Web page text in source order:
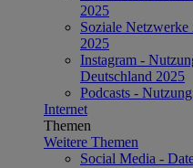
2025
Soziale Netzwerke
2025
Instagram -
Deutschland 2025
Podcasts -
Internet
Themen
Weitere Themen
Social Media -